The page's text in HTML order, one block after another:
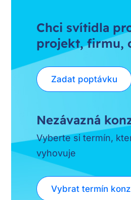
Chci svítidla
projekt, firmu,
Zadat poptávku
Nezávazná
Vyberte si termín,
vyhovuje
Vybrat termín